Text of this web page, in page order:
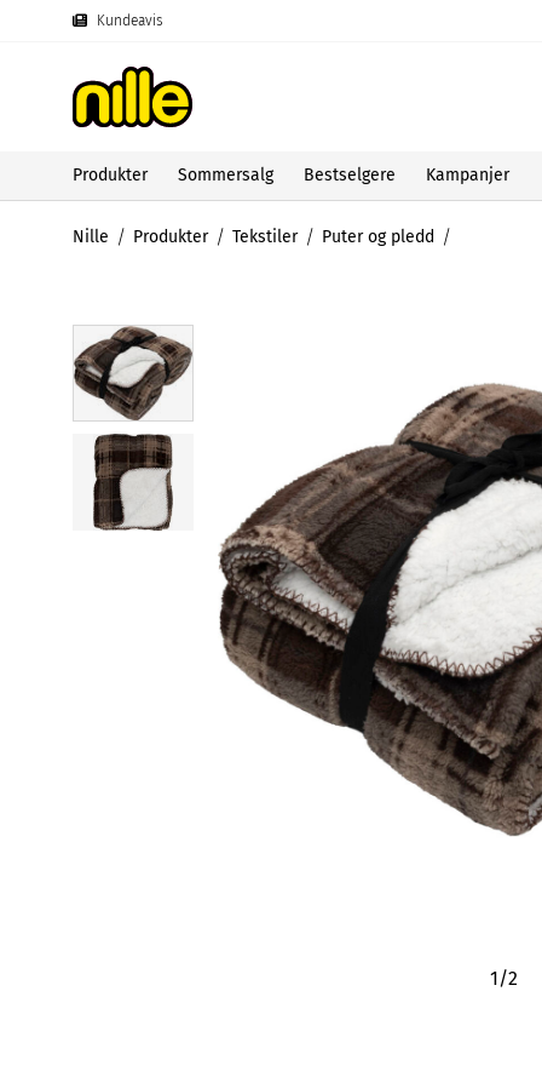
Kundeavis
Produkter Sommersalg Bestselgere Kampanjer
Nille Produkter Tekstiler Puter og pledd
1/2